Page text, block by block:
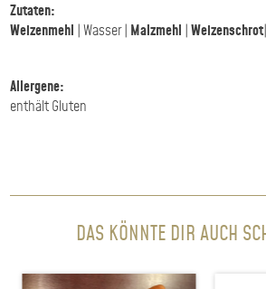
Zutaten:
Weizenmehl | Wasser | Malzmehl |Weizenschrot
Allergene:
enthält Gluten
DAS KÖNNTE DIR AUCH